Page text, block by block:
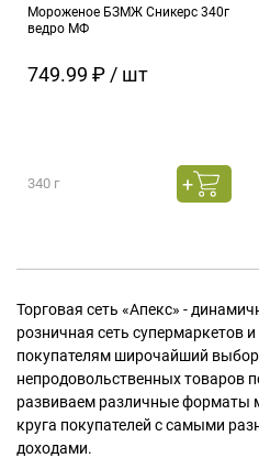
Мороженое БЗМЖ Сникерс 340г
ведро МФ
749.99 ₽ / шт
340 г
Торговая сеть «Апекс» -
розничная сеть супермаркетов
покупателям широчайший
непродовольственных товаров
развиваем различные форматы
круга покупателей с самыми
доходами.